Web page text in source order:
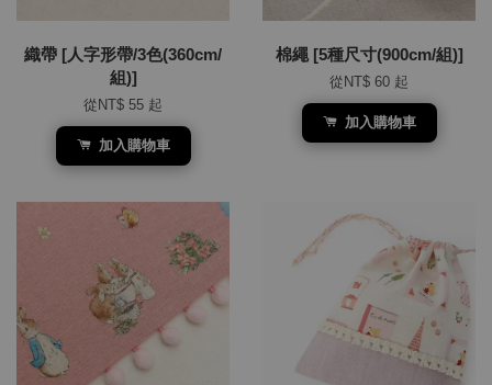
織帶 [人字形帶/3色(360cm/
組)]
從 NT$ 55 起
加入購物車
棉繩 [5種尺寸(900cm/組)]
從 NT$ 60 起
加入購物車